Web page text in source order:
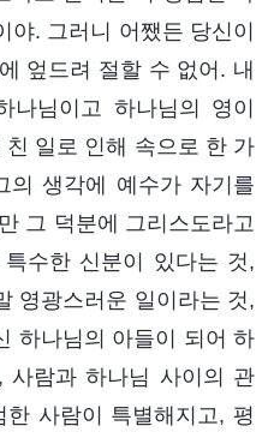
야. 그러니 어쨌든 당신이
엎드려 절할 수 없어. 내
나님이고 하나님의 영이
친 일로 인해 속으로 한 가
의 생각에 예수가 자기를
그 덕분에 그리스도라고
수한 신분이 있다는 것,
영광스러운 일이라는 것,
하나님의 아들이 되어 하
사람과 하나님 사이의 관
사람이 특별해지고, 평